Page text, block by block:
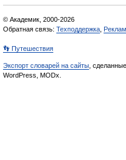
© Академик, 2000-2026
Обратная связь: Техподдержка
👣 Путешествия
Экспорт словарей на сайты ,
WordPress, MODx.